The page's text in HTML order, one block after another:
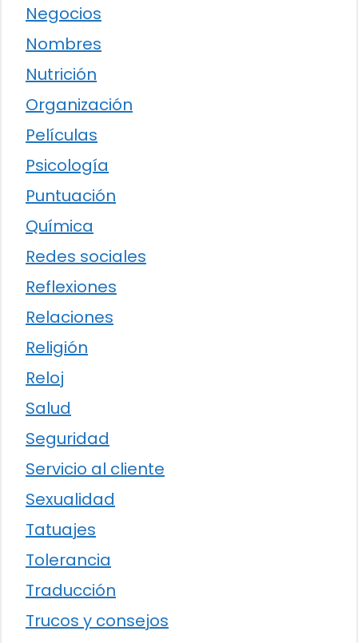
Negocios
Nombres
Nutrición
Organización
Películas
Psicología
Puntuación
Química
Redes sociales
Reflexiones
Relaciones
Religión
Reloj
Salud
Seguridad
Servicio al cliente
Sexualidad
Tatuajes
Tolerancia
Traducción
Trucos y consejos